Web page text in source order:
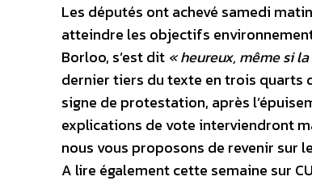
Les députés ont achevé samedi
atteindre les objectifs
Borloo, s’est dit « heureux, même si
dernier tiers du texte en trois quarts
signe de protestation, après
explications de vote interviendront
nous vous proposons de revenir sur
A lire également cette semaine sur